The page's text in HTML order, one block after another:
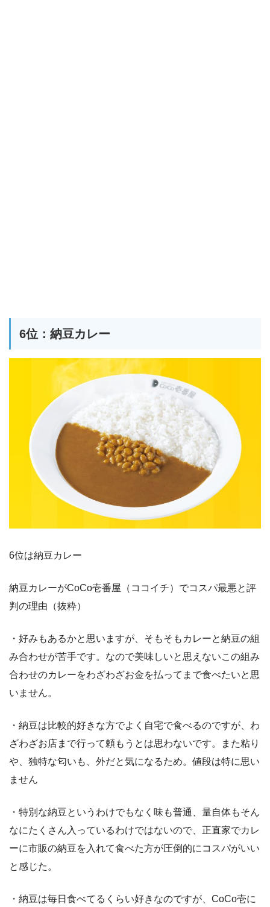
6位：納豆カレー
6位は納豆カレー
納豆カレーがCoCo壱番屋（ココイチ）でコスパ最悪と評
判の理由（抜粋）
・好みもあるかと思いますが、そもそもカレーと納豆の組
み合わせが苦手です。なので美味しいと思えないこの組み
合わせのカレーをわざわざお金を払ってまで食べたいと思
いません。
・納豆は比較的好きな方でよく自宅で食べるのですが、わ
ざわざお店まで行って頼もうとは思わないです。また粘り
や、独特な匂いも、外だと気になるため。値段は特に思い
ません
・特別な納豆というわけでもなく味も普通、量自体もそん
なにたくさん入っているわけではないので、正直家でカレ
ーに市販の納豆を入れて食べた方が圧倒的にコスパがいい
と感じた。
・納豆は毎日食べてるくらい好きなのですが、CoCo壱に